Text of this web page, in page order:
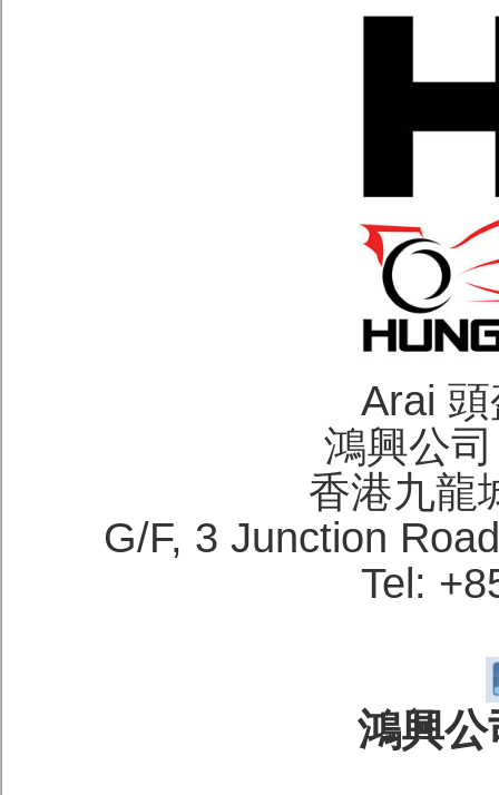
Arai
鴻興公
香港九龍
G/F, 3 Junction
Tel:
鴻興